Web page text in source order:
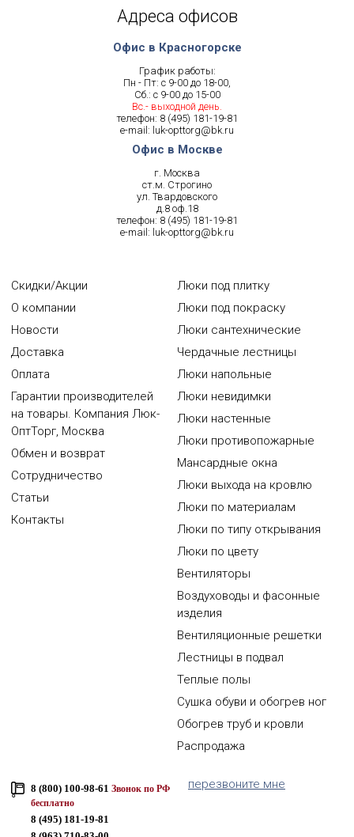
Адреса офисов
Офис в Красногорске
График работы:
Пн - Пт: с 9-00 до 18-00,
Сб.: с 9-00 до 15-00
Вс.- выходной день.
телефон: 8 (495) 181-19-81
e-mail: luk-opttorg@bk.ru
Офис в Москве
г. Москва
ст.м. Строгино
ул. Твардовского
д.8 оф.18
телефон: 8 (495) 181-19-81
e-mail: luk-opttorg@bk.ru
Скидки/Акции
О компании
Новости
Доставка
Оплата
Гарантии производителей
на товары. Компания Люк-
ОптТорг, Москва
Обмен и возврат
Сотрудничество
Статьи
Контакты
Люки под плитку
Люки под покраску
Люки сантехнические
Чердачные лестницы
Люки напольные
Люки невидимки
Люки настенные
Люки противопожарные
Мансардные окна
Люки выхода на кровлю
Люки по материалам
Люки по типу открывания
Люки по цвету
Вентиляторы
Воздуховоды и фасонные
изделия
Вентиляционные решетки
Лестницы в подвал
Теплые полы
Сушка обуви и обогрев ног
Обогрев труб и кровли
Распродажа
8 (800) 100-98-61 Звонок по РФ
бесплатно
8 (495) 181-19-81
перезвоните мне